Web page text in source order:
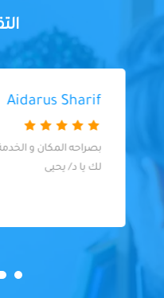
Aidarus Sharif
بصراحه المكان و
لك يا د/ يحيى